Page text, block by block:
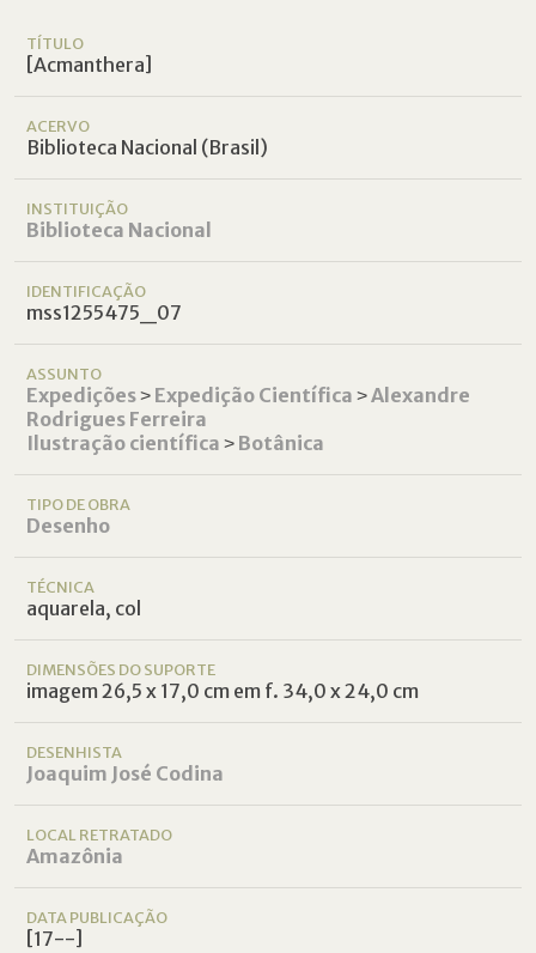
TÍTULO
[Acmanthera]
ACERVO
Biblioteca Nacional (Brasil)
INSTITUIÇÃO
Biblioteca Nacional
IDENTIFICAÇÃO
mss1255475_07
ASSUNTO
Expedições˃ Expedição Científica ˃Alexandre
Rodrigues Ferreira
Ilustração científica ˃ Botânica
TIPO DE OBRA
Desenho
TÉCNICA
aquarela, col
DIMENSÕES DO SUPORTE
imagem 26,5 x 17,0 cm em f. 34,0 x 24,0 cm
DESENHISTA
Joaquim José Codina
LOCAL RETRATADO
Amazônia
DATA PUBLICAÇÃO
[17--]